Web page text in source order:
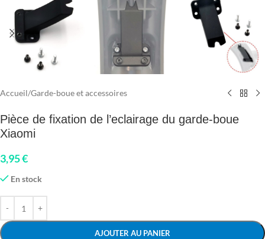
Accueil/Garde-boue et accessoires
Pièce de fixation de l’eclairage du garde-boue
Xiaomi
3,95€
En stock
AJOUTER AU PANIER